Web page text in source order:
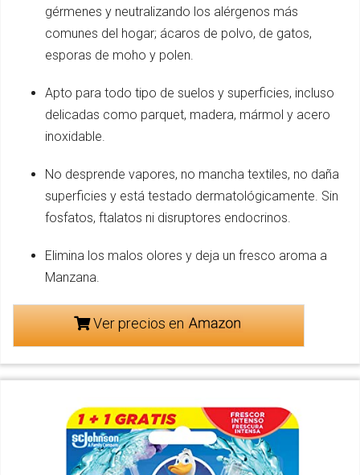
gérmenes y neutralizando los alérgenos más
comunes del hogar; ácaros de polvo, de gatos,
esporas de moho y polen.
Apto para todo tipo de suelos y superficies, incluso
delicadas como parquet, madera, mármol y acero
inoxidable.
No desprende vapores, no mancha textiles, no daña
superficies y está testado dermatológicamente. Sin
fosfatos, ftalatos ni disruptores endocrinos.
Elimina los malos olores y deja un fresco aroma a
Manzana.
Ver precios en